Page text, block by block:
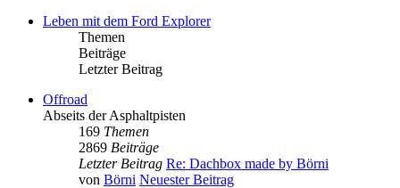
Leben mit dem Ford Explorer
Themen
Beiträge
Letzter Beitrag
Offroad
Abseits der Asphaltpisten
169 Themen
2869 Beiträge
Letzter Beitrag Re: Dachbox made by Börni
von Börni Neuester Beitrag